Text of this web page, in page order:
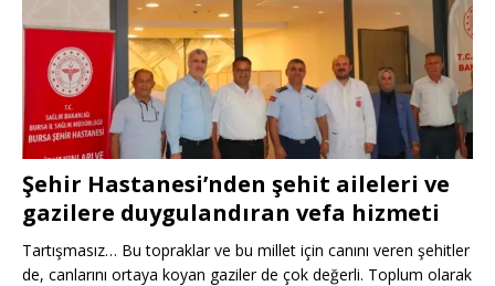
Şehir Hastanesi’nden şehit aileleri ve
gazilere duygulandıran vefa hizmeti
Tartışmasız… Bu topraklar ve bu millet için canını veren şehitler
de, canlarını ortaya koyan gaziler de çok değerli. Toplum olarak